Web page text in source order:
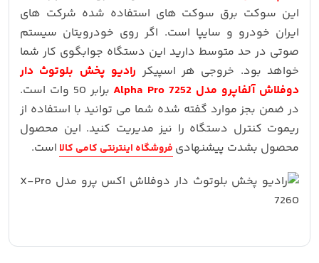
این سوکت برق سوکت های استفاده شده شرکت های
ایران خودرو و سایپا است. اگر روی خودرویتان سیستم
صوتی در حد متوسط دارید این دستگاه جوابگوی کار شما
خواهد بود. خروجی هر اسپیکر رادیو پخش بلوتوث دار
دوفلاش آلفاپرو مدل 7252 Alpha Pro
برابر 50 وات است.
در ضمن بجز موارد گفته شده شما می توانید با استفاده از
ریموت کنترل دستگاه را نیز مدیریت کنید. این محصول
محصول بشدت پیشنهادی فروشگاه اینترنتی کامی کالا است.